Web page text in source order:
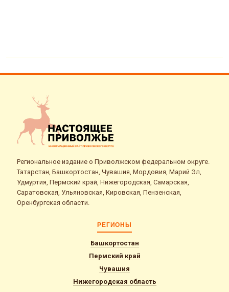
Региональное издание о Приволжском федеральном округе.
Татарстан, Башкортостан, Чувашия, Мордовия, Марий Эл,
Удмуртия, Пермский край, Нижегородская, Самарская,
Саратовская, Ульяновская, Кировская, Пензенская,
Оренбургская области.
РЕГИОНЫ
Башкортостан
Пермский край
Чувашия
Нижегородская область